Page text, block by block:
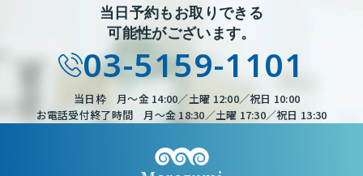
当日予約もお取りできる
可能性がございます。
03-5159-1101
当日枠 月～金 14:00／土曜 12:00／祝日 10:00
お電話受付終了時間 月～金 18:30／土曜 17:30／祝日 13:30